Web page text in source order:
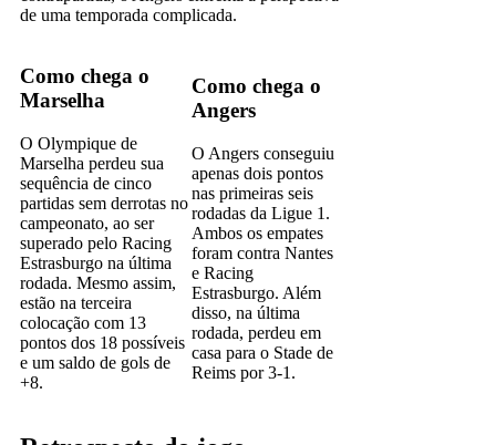
de uma temporada complicada.
Como chega o
Marselha
O Olympique de
Marselha perdeu sua
sequência de cinco
partidas sem derrotas no
campeonato, ao ser
superado pelo Racing
Estrasburgo na última
rodada. Mesmo assim,
estão na terceira
colocação com 13
pontos dos 18 possíveis
e um saldo de gols de
+8.
Como chega o
Angers
O Angers conseguiu
apenas dois pontos
nas primeiras seis
rodadas da Ligue 1.
Ambos os empates
foram contra Nantes
e Racing
Estrasburgo. Além
disso, na última
rodada, perdeu em
casa para o Stade de
Reims por 3-1.